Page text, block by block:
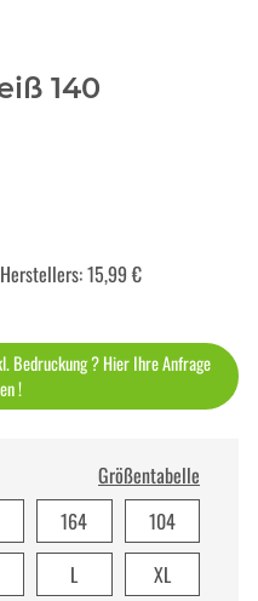
140
:15,99 €
Bedruckung ? Hier Ihre Anfrage
!
Größentabelle
164
104
L
XL